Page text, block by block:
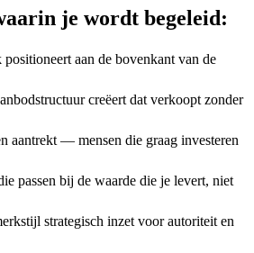
je wordt begeleid:
aan de bovenkant van de
creëert dat verkoopt zonder
aantrekt — mensen die graag investeren
passen bij de waarde die je levert, niet
strategisch inzet voor autoriteit en